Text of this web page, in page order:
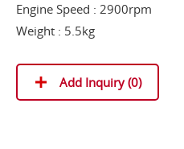
Engine Speed : 2900rpm
Weight : 5.5kg
Add Inquiry (0)